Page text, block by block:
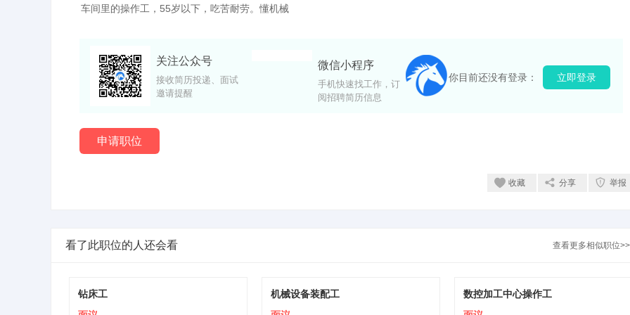
车间里的操作工，55岁以下，吃苦耐劳。懂机械
关注公众号
接收简历投递、面试
邀请提醒
微信小程序
手机快速找工作，订
阅招聘简历信息
你目前还没有登录： 立即登录
申请职位
收藏 分享 举报
看了此职位的人还会看 查看更多相似职位>>
钻床工
机械设备装配工
数控加工中心操作工